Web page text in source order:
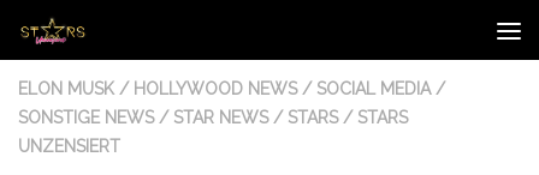
Zum Inhalt springen
ELON MUSK / HOLLYWOOD NEWS / SOCIAL MEDIA /
SONSTIGE NEWS / STAR NEWS / STARS / STARS
UNZENSIERT